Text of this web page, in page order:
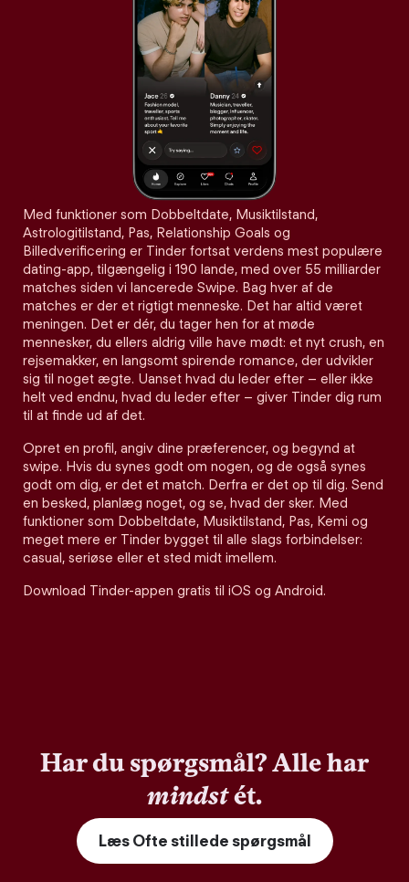
Med funktioner som Dobbeltdate, Musiktilstand,
Astrologitilstand, Pas, Relationship Goals og
Billedverificering er Tinder fortsat verdens mest populære
dating-app, tilgængelig i 190 lande, med over 55 milliarder
matches siden vi lancerede Swipe. Bag hver af de
matches er der et rigtigt menneske. Det har altid været
meningen. Det er dér, du tager hen for at møde
mennesker, du ellers aldrig ville have mødt: et nyt crush, en
rejsemakker, en langsomt spirende romance, der udvikler
sig til noget ægte. Uanset hvad du leder efter – eller ikke
helt ved endnu, hvad du leder efter – giver Tinder dig rum
til at finde ud af det.
Opret en profil, angiv dine præferencer, og begynd at
swipe. Hvis du synes godt om nogen, og de også synes
godt om dig, er det et match. Derfra er det op til dig. Send
en besked, planlæg noget, og se, hvad der sker. Med
funktioner som Dobbeltdate, Musiktilstand, Pas, Kemi og
meget mere er Tinder bygget til alle slags forbindelser:
casual, seriøse eller et sted midt imellem.
Download Tinder-appen gratis til iOS og Android.
Har du spørgsmål? Alle har
mindstét.
Læs Ofte stillede spørgsmål